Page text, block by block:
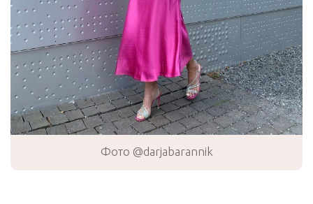
Фото @darjabarannik